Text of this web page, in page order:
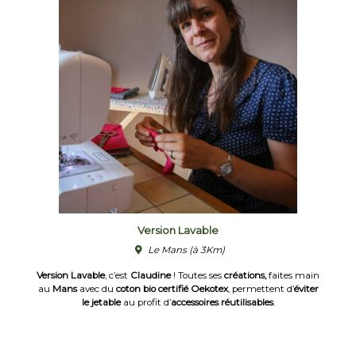
Version Lavable
Le Mans(à 3Km)
Version Lavable, c’est Claudine! Toutes ses créations,faites main
au Mansavec du coton bio certifié Oekotex, permettent d’éviter
le jetableau profit d’accessoires réutilisables.